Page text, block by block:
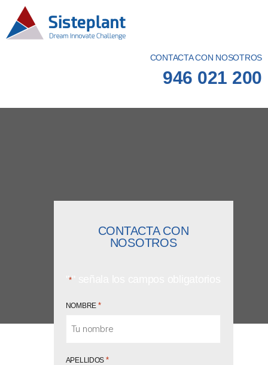
CONTACTA CON NOSOTROS
946 021 200
CONTACTA CON
NOSOTROS
"*
NOMBRE *
APELLIDOS *